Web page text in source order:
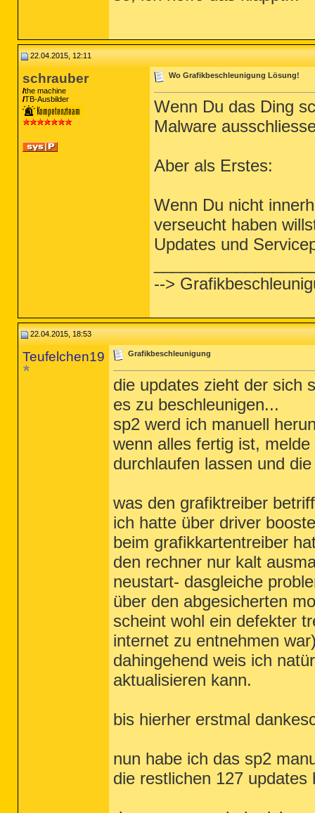
22.04.2015, 12:11
schrauber
the machine
TB-Ausbilder
Wo Grafikbeschleunigung Lösung!
Wenn Du das Ding
Malware
Aber als Erstes:
Wenn Du nicht
verseucht haben
Updates und
-->
22.04.2015, 18:53
Teufelchen19 Grafikbeschleunigung
die updates zieht der sich
es zu beschleunigen...
sp2 werd ich manuell
wenn alles fertig ist,
durchlaufen lassen und
was den grafiktreiber
ich hatte über driver
beim grafikkartentreiber
den rechner nur kalt
neustart- dasgleiche
über den abgesicherten
scheint wohl ein defekter
internet zu entnehmen
dahingehend weis ich
aktualisieren kann.
bis hierher erstmal
nun habe ich das sp2
die restlichen 127